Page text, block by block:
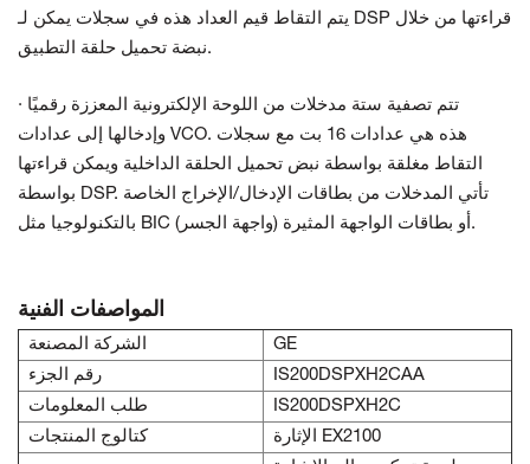
يتم التقاط قيم العداد هذه في سجلات يمكن لـ DSP قراءتها من خلال
نبضة تحميل حلقة التطبيق.
· تتم تصفية ستة مدخلات من اللوحة الإلكترونية المعززة رقميًا
وإدخالها إلى عدادات VCO. هذه هي عدادات 16 بت مع سجلات
التقاط مغلقة بواسطة نبض تحميل الحلقة الداخلية ويمكن قراءتها
بواسطة DSP. تأتي المدخلات من بطاقات الإدخال/الإخراج الخاصة
بالتكنولوجيا مثل BIC (واجهة الجسر) أو بطاقات الواجهة المثيرة.
المواصفات الفنية
الشركة المصنعة
GE
رقم الجزء
IS200DSPXH2CAA
طلب المعلومات
IS200DSPXH2C
كتالوج المنتجات
الإثارة EX2100